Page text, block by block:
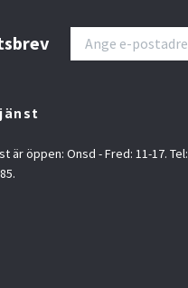
är öppen: Onsd - Fred: 11-17. Tel: